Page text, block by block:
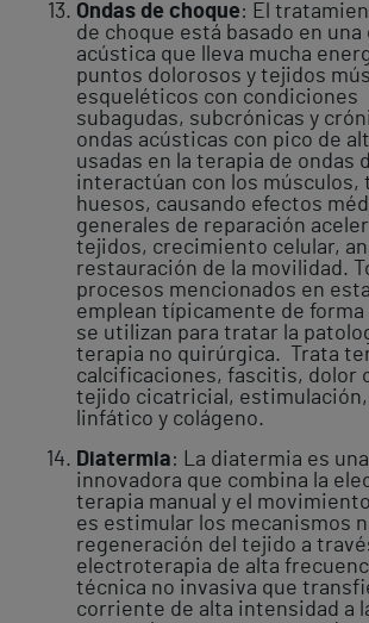
Ondas de choque: El
de choque está basado en una
acústica que lleva mucha
puntos dolorosos y tejidos
esqueléticos con condiciones
subagudas, subcrónicas y
ondas acústicas con pico de
usadas en la terapia de ondas
interactúan con los músculos,
huesos, causando efectos
generales de reparación
tejidos, crecimiento celular,
restauración de la movilidad.
procesos mencionados en
emplean típicamente de
se utilizan para tratar la
terapia no quirúrgica. Trata
calcificaciones, fascitis, dolor
tejido cicatricial,
linfático y colágeno.
Diatermia: La diatermia es
innovadora que combina la
terapia manual y el
es estimular los mecanismos
regeneración del tejido a
electroterapia de alta
técnica no invasiva que
corriente de alta intensidad a